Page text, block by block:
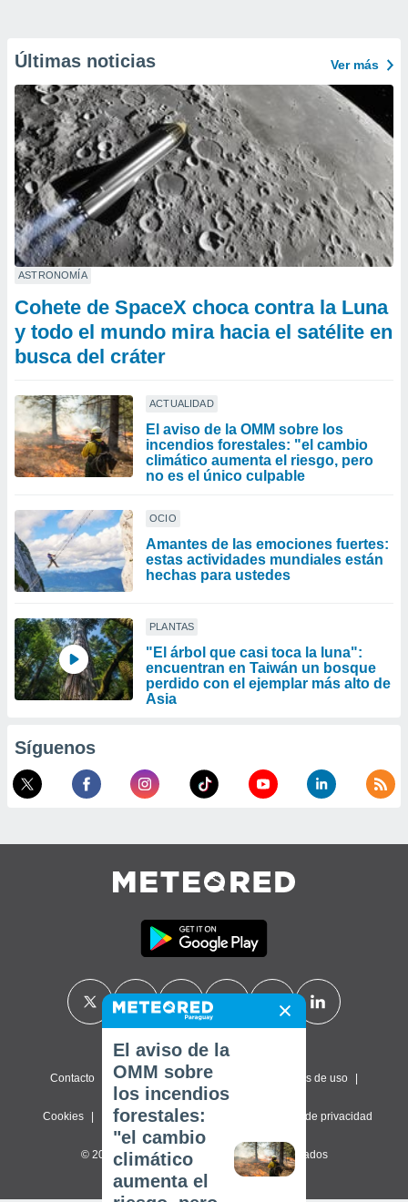
Últimas noticias Ver más
ASTRONOMÍA
Cohete de SpaceX choca contra la Luna
y todo el mundo mira hacia el satélite en
busca del cráter
ACTUALIDAD
El aviso de la OMM sobre los
incendios forestales: "el cambio
climático aumenta el riesgo, pero
no es el único culpable
OCIO
Amantes de las emociones fuertes:
estas actividades mundiales están
hechas para ustedes
PLANTAS
"El árbol que casi toca la luna":
encuentran en Taiwán un bosque
perdido con el ejemplar más alto de
Asia
Síguenos
Contacto Sobre nosotros Términos de uso
Cookies Política de privacidad Configuración de privacidad
© 2026 Meteored. Todos los derechos reservados
El aviso de la
OMM sobre
los incendios
forestales:
"el cambio
climático
aumenta el